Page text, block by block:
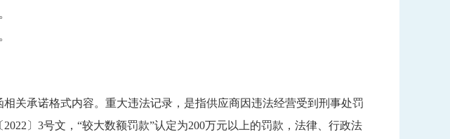
关承诺格式内容。重大违法记录，是指供应商因违法经营受到刑事处罚
〕3号文，“较大数额罚款”认定为200万元以上的罚款，法律、行政法